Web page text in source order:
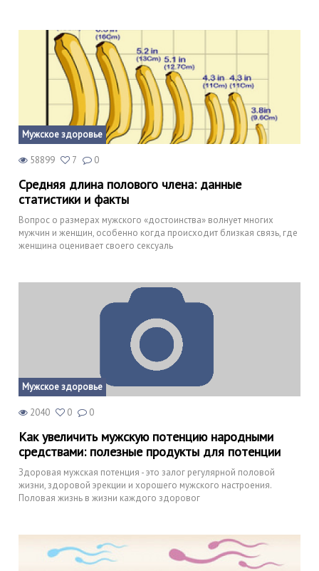
Мужское здоровье
58899 7 0
Средняя длина полового члена: данные
статистики и факты
Вопрос о размерах мужского «достоинства» волнует многих
мужчин и женщин, особенно когда происходит близкая связь, где
женщина оценивает своего сексуаль
Мужское здоровье
2040 0 0
Как увеличить мужскую потенцию народными
средствами: полезные продукты для потенции
Здоровая мужская потенция - это залог регулярной половой
жизни, здоровой эрекции и хорошего мужского настроения.
Половая жизнь в жизни каждого здоровог